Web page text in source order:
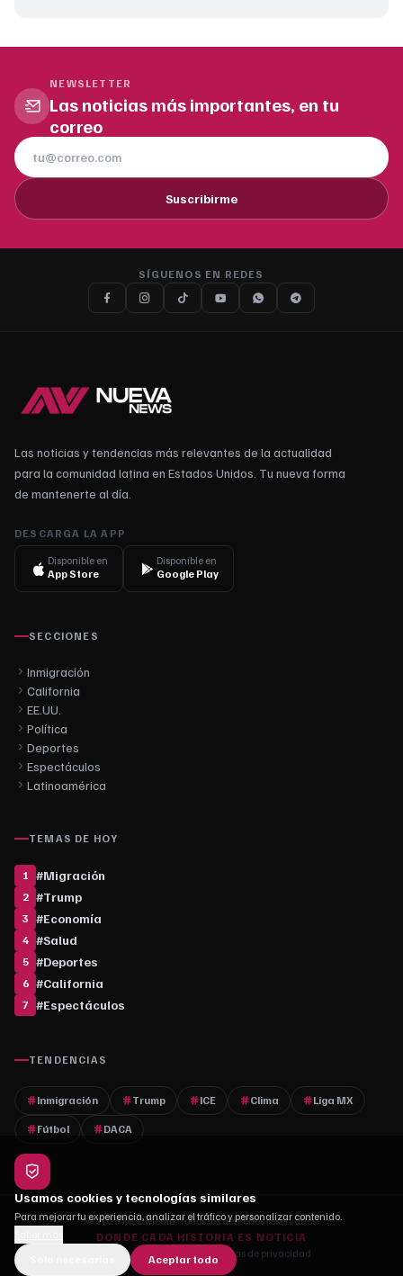
NEWSLETTER
Las noticias más importantes, en tu
correo
Suscribirme
SÍGUENOS EN REDES
Las noticias y tendencias más relevantes de la actualidad
para la comunidad latina en Estados Unidos. Tu nueva forma
de mantenerte al día.
DESCARGA LA APP
Disponible en
App Store
Disponible en
Google Play
SECCIONES
Inmigración
California
EE.UU.
Política
Deportes
Espectáculos
Latinoamérica
TEMAS DE HOY
1 #Migración
2 #Trump
3 #Economía
4 #Salud
5 #Deportes
6 #California
7 #Espectáculos
TENDENCIAS
Inmigración Trump ICE Clima Liga MX
Fútbol DACA
© 2026 MLC Media. Todos los derechos reservados.
DONDE CADA HISTORIA ES NOTICIA
Quiénes somos
Contacto Políticas de privacidad
Usamos cookies y tecnologías similares
Para mejorar tu experiencia, analizar el tráfico y personalizar contenido.
Aceptar todo